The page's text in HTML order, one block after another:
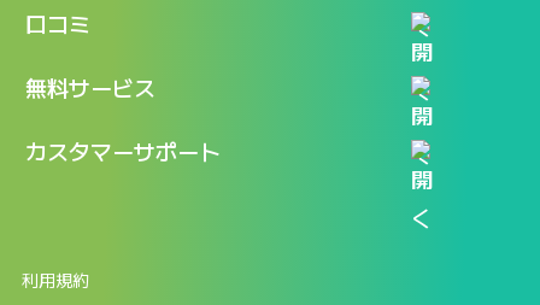
料金
新着情報
ログイン
記事一覧
口コミ
口コミ一覧
無料サービス
LINEで『Iパス ならし学習』
カスタマーサポート
返金申請フォーム
利用規約